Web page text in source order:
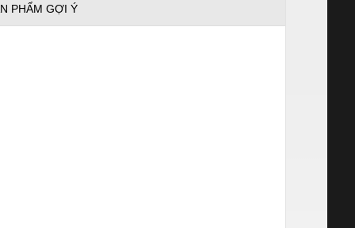
PHẨM GỢI Ý